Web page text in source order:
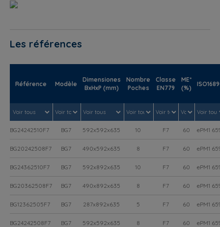
Les références
Référence Modèle
Dimensiones
BxHxP (mm)
Nombre
Poches
Classe
EN779
ME*
(%)
BG24242510F7 BG7 592x592x635 10 F7 60 ePM1
BG20242508F7 BG7 490x592x635 8 F7 60 ePM1
BG24362510F7 BG7 592x892x635 10 F7 60 ePM1
BG20362508F7 BG7 490x892x635 8 F7 60 ePM1
BG12362505F7 BG7 287x892x635 5 F7 60 ePM1
BG24242508F7 BG7 592x592x635 8 F7 60 ePM1